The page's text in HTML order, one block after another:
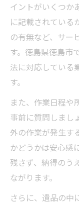
イントがいくつか
に記載されている
の有無など、サー
す。徳島県徳島市
法に対応している
す。
また、作業日程や
事前に質問しまし
外の作業が発生す
かどうかは安心感
残さず、納得のう
ながります。
さらに、遺品の中